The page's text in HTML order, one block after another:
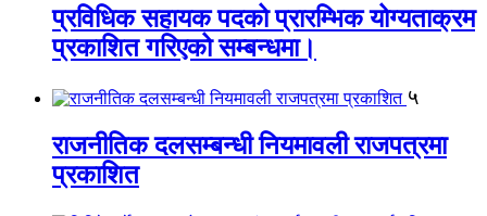
प्रविधिक सहायक पदको प्रारम्भिक योग्यताक्रम
प्रकाशित गरिएको सम्बन्धमा।
५
राजनीतिक दलसम्बन्धी नियमावली राजपत्रमा
प्रकाशित